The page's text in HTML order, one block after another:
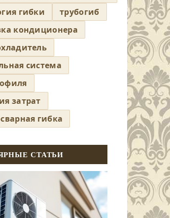
гибки
трубогиб
кондиционера
система
затрат
гибка
СТАТЬИ